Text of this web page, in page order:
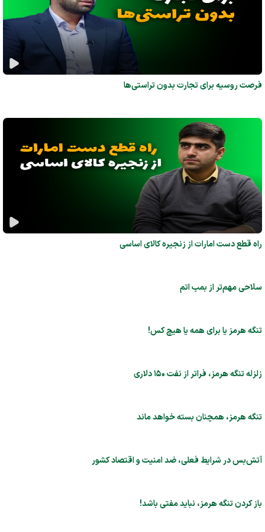
فرصت روسیه برای تجارت بدون تراستی‌ها
راه قطع دست امارات از زنجیره کالای اساسی
سلاحی مهم‌تر از بمب اتم
تنگه هرمز یا برای همه یا هیچ کس!
زلزله تنگه هرمز، فراتر از نفت ۱۵۰ دلاری
تنگه هرمز، همچنان بسته خواهد ماند
آتش‌بس در شرایط فعلی، ضد امنیت و اقتصاد کشور
باز کردن تنگه هرمز، نباید مفتی باشد!